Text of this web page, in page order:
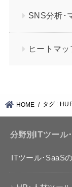
SNS分析･
ヒートマ
HOME タグ :
分野別ITツール
ITツール･SaaS